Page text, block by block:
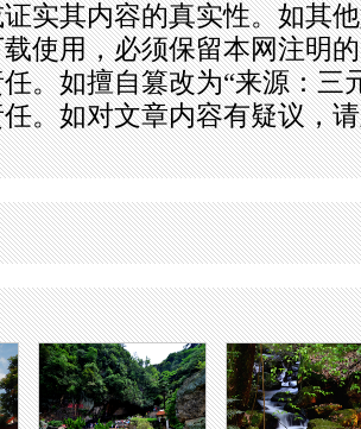
实其内容的真实性。如其
使用，必须保留本网注明
。如擅自篡改为“来源：三
。如对文章内容有疑议，